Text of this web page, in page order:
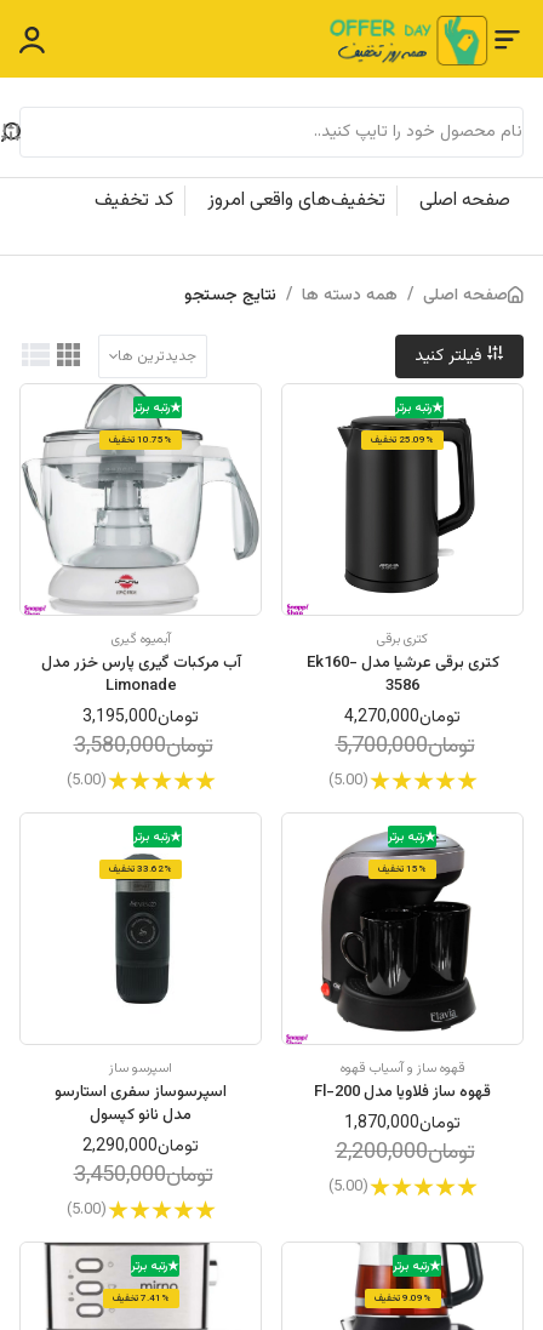
صفحه اصلی تخفیف‌های واقعی امروز کد تخفیف
صفحه اصلی / همه دسته ها / نتایج جستجو
جدیدترین ها
رتبه برتر
25.09% تخفیف
کتری برقی
کتری برقی عرشیا مدل Ek160-
3586
تومان4,270,000
تومان5,700,000
(5.00)
رتبه برتر
10.75% تخفیف
آبمیوه گیری
آب مرکبات گیری پارس خزر مدل
Limonade
تومان3,195,000
تومان3,580,000
(5.00)
رتبه برتر
15% تخفیف
قهوه ساز و آسیاب قهوه
قهوه ساز فلاویا مدل Fl-200
تومان1,870,000
تومان2,200,000
(5.00)
رتبه برتر
33.62% تخفیف
اسپرسو ساز
اسپرسوساز سفری استارسو
مدل نانو کپسول
تومان2,290,000
تومان3,450,000
(5.00)
رتبه برتر
9.09% تخفیف
رتبه برتر
7.41% تخفیف